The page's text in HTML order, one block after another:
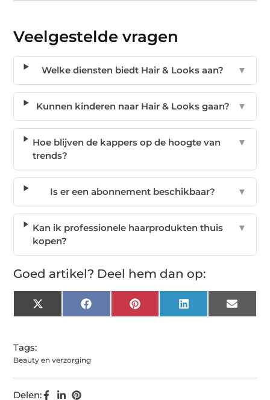
Veelgestelde vragen
Welke diensten biedt Hair & Looks aan? ▼
Kunnen kinderen naar Hair & Looks gaan? ▼
Hoe blijven de kappers op de hoogte van
trends?
▼
Is er een abonnement beschikbaar? ▼
Kan ik professionele haarprodukten thuis
kopen?
▼
Goed artikel? Deel hem dan op:
X
(Twitter)
Facebook Pinterest LinkedIn Email
Tags:
Beauty en verzorging
Delen: